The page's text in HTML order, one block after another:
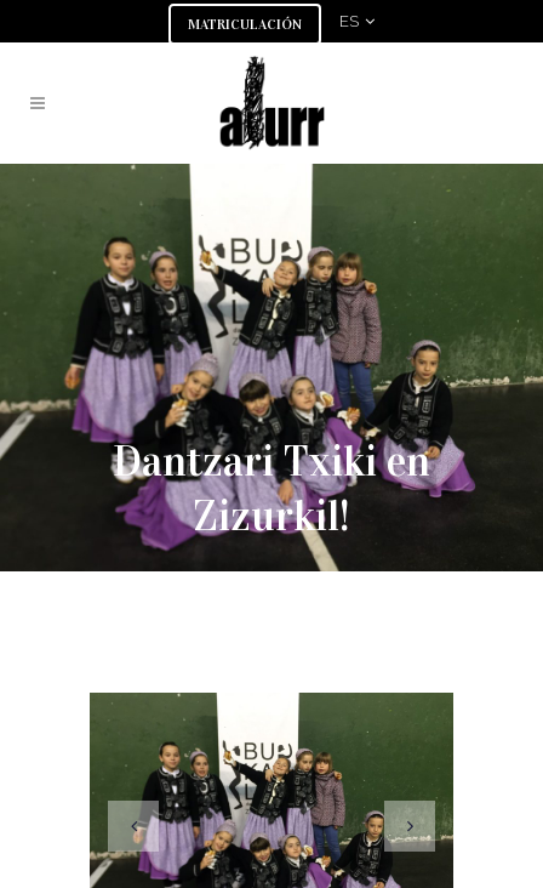
MATRICULACIÓN ES
Dantzari Txiki en
Zizurkil!